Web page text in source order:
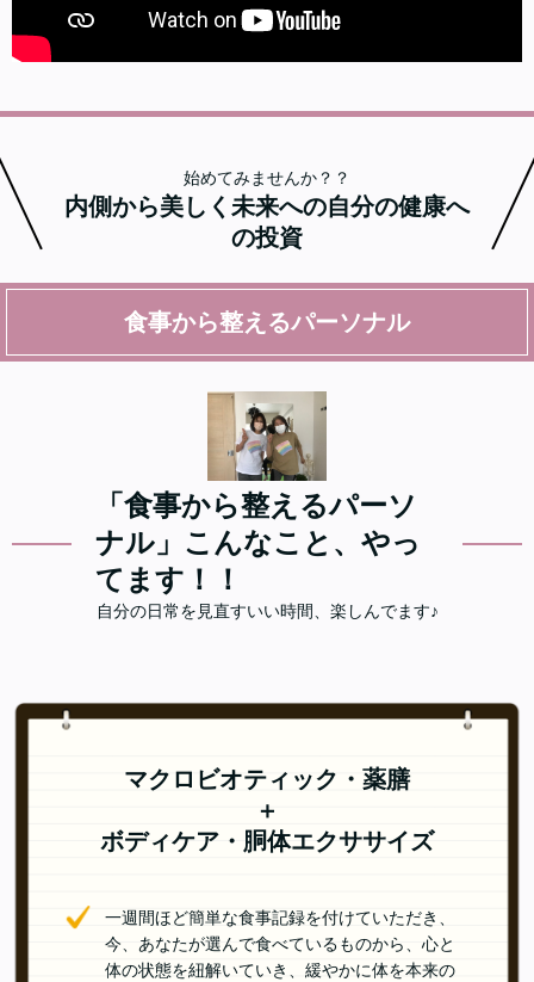
始めてみませんか？？
内側から美しく未来への自分の健康へ
の投資
食事から整えるパーソナル
「食事から整えるパーソ
ナル」こんなこと、やっ
てます！！
自分の日常を見直すいい時間、楽しんでます♪
マクロビオティック・薬膳
＋
ボディケア・胴体エクササイズ
一週間ほど簡単な食事記録を付けていただき、
今、あなたが選んで食べているものから、心と
体の状態を紐解いていき、緩やかに体を本来の